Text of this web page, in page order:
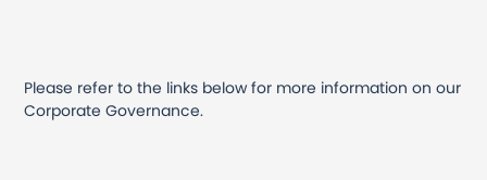
Vos droits
Please refer to the links below for more information on our
Corporate Governance.